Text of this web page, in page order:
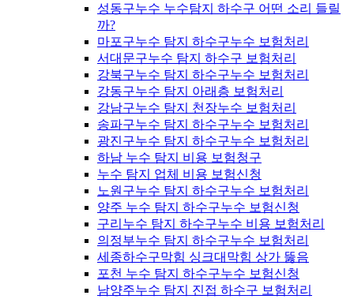
성동구누수 누수탐지 하수구 어떤 소리 들릴
까?
마포구누수 탐지 하수구누수 보험처리
서대문구누수 탐지 하수구 보험처리
강북구누수 탐지 하수구누수 보험처리
강동구누수 탐지 아래층 보험처리
강남구누수 탐지 천장누수 보험처리
송파구누수 탐지 하수구누수 보험처리
광진구누수 탐지 하수구누수 보험처리
하남 누수 탐지 비용 보험청구
누수 탐지 업체 비용 보험신청
노원구누수 탐지 하수구누수 보험처리
양주 누수 탐지 하수구누수 보험신청
구리누수 탐지 하수구누수 비용 보험처리
의정부누수 탐지 하수구누수 보험처리
세종하수구막힘 싱크대막힘 상가 뚫음
포천 누수 탐지 하수구누수 보험신청
남양주누수 탐지 진접 하수구 보험처리